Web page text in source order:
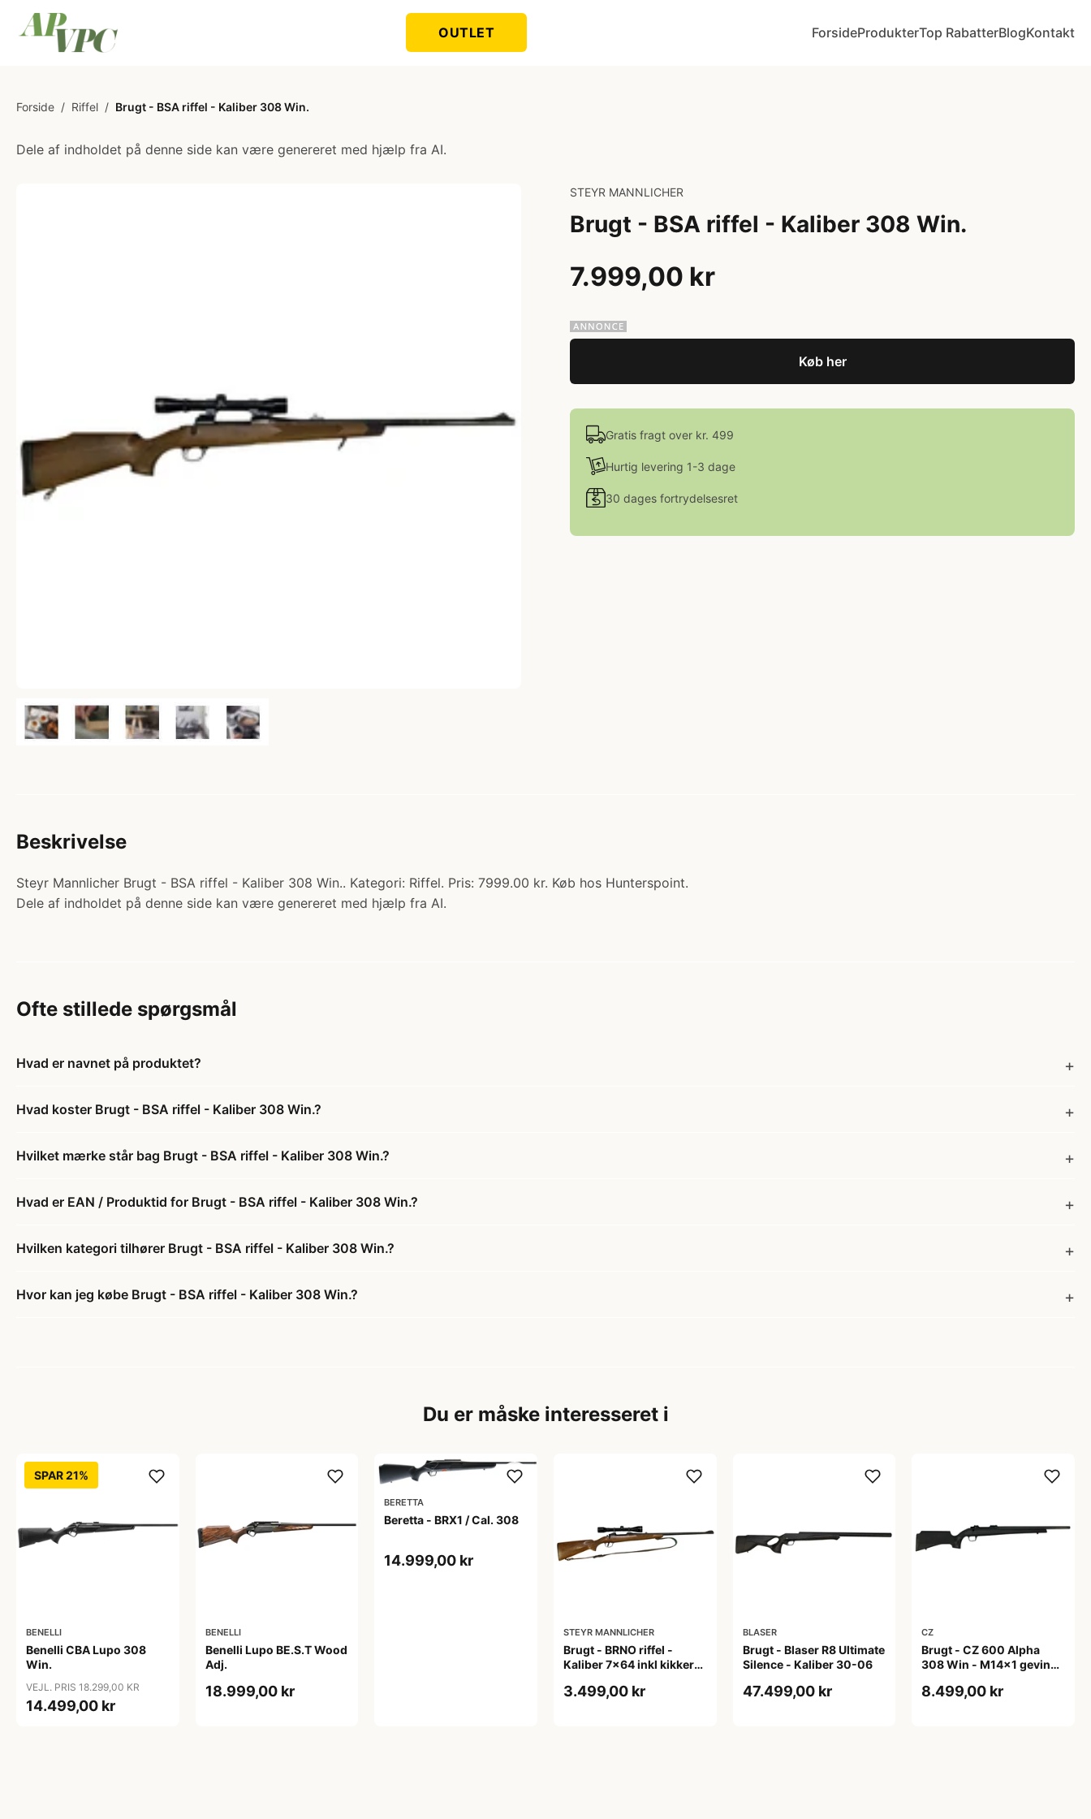
OUTLET ForsideProdukterTop RabatterBlogKontakt
Forside / Riffel / Brugt - BSA riffel - Kaliber 308 Win.
Dele af indholdet på denne side kan være genereret med hjælp fra AI.
STEYR MANNLICHER
Brugt - BSA riffel - Kaliber 308 Win.
7.999,00 kr
Køb her
Gratis fragt over kr. 499
Hurtig levering 1-3 dage
30 dages fortrydelsesret
Beskrivelse
Steyr Mannlicher Brugt - BSA riffel - Kaliber 308 Win.. Kategori: Riffel. Pris: 7999.00 kr. Køb hos Hunterspoint.
Dele af indholdet på denne side kan være genereret med hjælp fra AI.
Ofte stillede spørgsmål
Hvad er navnet på produktet?
Hvad koster Brugt - BSA riffel - Kaliber 308 Win.?
Hvilket mærke står bag Brugt - BSA riffel - Kaliber 308 Win.?
Hvad er EAN / Produktid for Brugt - BSA riffel - Kaliber 308 Win.?
Hvilken kategori tilhører Brugt - BSA riffel - Kaliber 308 Win.?
Hvor kan jeg købe Brugt - BSA riffel - Kaliber 308 Win.?
Du er måske interesseret i
SPAR 21%
BENELLI
Benelli CBA Lupo 308
Win.
VEJL. PRIS 18.299,00 KR
14.499,00 kr
BENELLI
Benelli Lupo BE.S.T Wood
Adj.
18.999,00 kr
BERETTA
Beretta - BRX1 / Cal. 308
14.999,00 kr
STEYR MANNLICHER
Brugt - BRNO riffel -
Kaliber 7x64 inkl kikkert
3.499,00 kr
BLASER
Brugt - Blaser R8 Ultimate
Silence - Kaliber 30-06
47.499,00 kr
CZ
Brugt - CZ 600 Alpha
308 Win - M14x1 gevind
8.499,00 kr